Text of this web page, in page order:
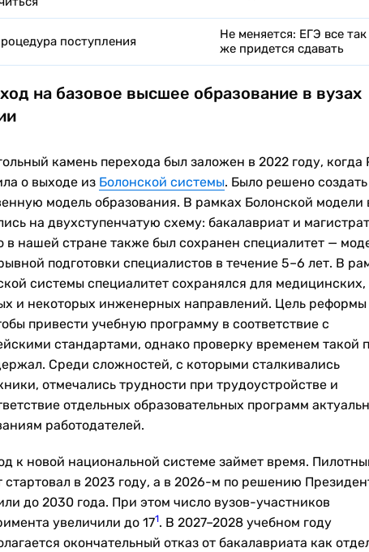
поступления
Не меняется: ЕГЭ все так
же придется сдавать
на базовое высшее образование в вузах
камень перехода был заложен в 2022 году, когда
о выходе из Болонской системы. Было решено создать
модель образования. В рамках Болонской модели
на двухступенчатую схему: бакалавриат и
в нашей стране также был сохранен специалитет —
подготовки специалистов в течение 5–6 лет. В
системы специалитет сохранялся для медицинских,
и некоторых инженерных направлений. Цель реформы
привести учебную программу в соответствие с
стандартами, однако проверку временем такой
Среди сложностей, с которыми сталкивались
отмечались трудности при трудоустройстве и
отдельных образовательных программ
работодателей.
к новой национальной системе займет время.
стартовал в 2023 году, а в 2026-м по решению
до 2030 года. При этом число вузов-участников
увеличили до 171. В 2027–2028 учебном году
окончательный отказ от бакалавриата как